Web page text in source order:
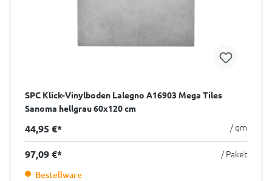
SPC Klick-Vinylboden Lalegno A16903 Mega Tiles
Sanoma hellgrau 60x120 cm
44,95 €* / qm
97,09 €* / Paket
Bestellware